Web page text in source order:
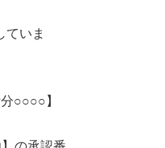
ていま
○○○○】